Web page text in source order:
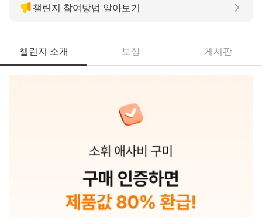
챌린지 참여방법 알아보기
챌린지 소개 보상 게시판